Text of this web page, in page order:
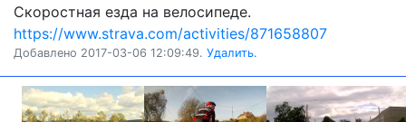
Скоростная езда на велосипеде.
https://www.strava.com/activities/871658807
Добавлено 2017-03-06 12:09:49. Удалить.